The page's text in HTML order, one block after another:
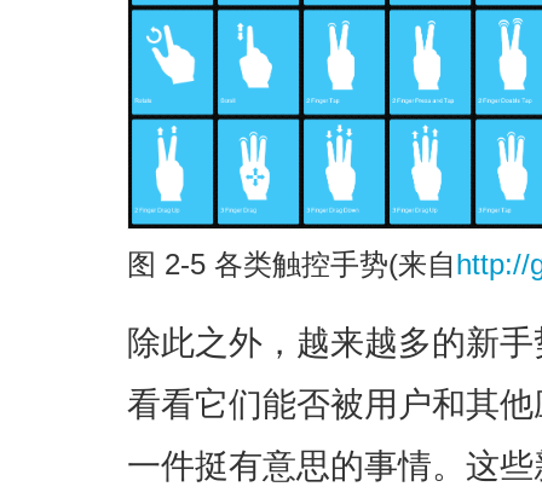
图 2-5 各类触控手势(来自http://
除此之外，越来越多的新
看看它们能否被用户和其
一件挺有意思的事情。这